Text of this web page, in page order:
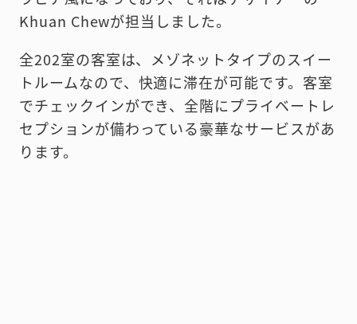
Khuan Chewが担当しました。
全202室の客室は、メゾネットタイプのスイー
トルームなので、快適に滞在が可能です。客室
でチェックインができ、全階にプライベートレ
セプションが備わっている豪華なサービスがあ
ります。